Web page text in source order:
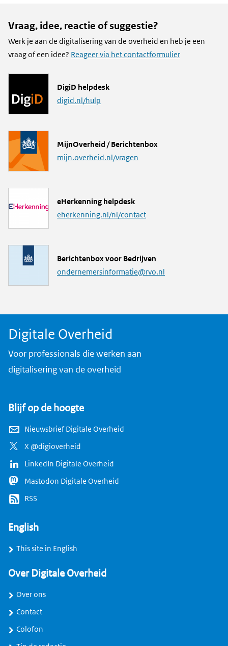
Vraag, idee, reactie of suggestie?
Werk je aan de digitalisering van de overheid en heb je een
vraag of een idee? Reageer via het contactformulier
L
i
DigiD helpdesk
digid.nl/hulp
L
i
MijnOverheid / Berichtenbox
mijn.overheid.nl/vragen
L
i
eHerkenning helpdesk
eherkenning.nl/nl/contact
M
a
r
e
Berichtenbox voor Bedrijven
ondernemersinformatie@rvo.nl
Digitale Overheid
Voor professionals die werken aan
digitalisering van de overheid
Blijf op de hoogte
Nieuwsbrief Digitale Overheid
X @digioverheid
LinkedIn Digitale Overheid
Mastodon Digitale Overheid
RSS
English
This site in English
Over Digitale Overheid
Over ons
Contact
Colofon